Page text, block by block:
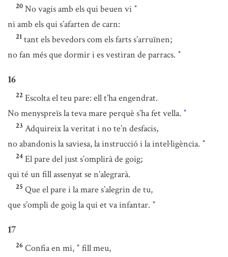
20 No vagis amb els qui beuen vi *
ni amb els qui s’afarten de carn:
21 tant els bevedors com els farts s’arruïnen;
no fan més que dormir i es vestiran de parracs. *
16
22 Escolta el teu pare: ell t’ha engendrat.
No menyspreïs la teva mare perquè s’ha fet vella. *
23 Adquireix la veritat i no te’n desfacis,
no abandonis la saviesa, la instrucció i la intel·ligència. *
24 El pare del just s’omplirà de goig;
qui té un fill assenyat se n’alegrarà.
25 Que el pare i la mare s’alegrin de tu,
que s’ompli de goig la qui et va infantar. *
17
26 Confia en mi, * fill meu,